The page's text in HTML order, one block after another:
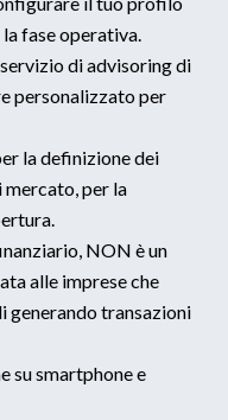
fase operativa.
di advisoring di
personalizzato per
la definizione dei
per la
NON è un
alle imprese che
generando transazioni
su smartphone e